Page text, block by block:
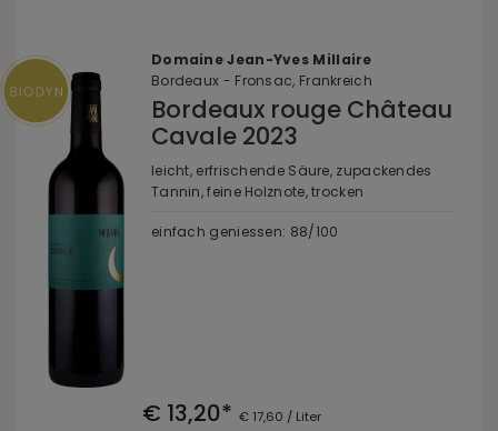
Domaine Jean-Yves Millaire
Bordeaux - Fronsac, Frankreich
Bordeaux rouge Château
Cavale 2023
leicht, erfrischende Säure, zupackendes
Tannin, feine Holznote, trocken
einfach geniessen: 88/100
€ 13,20* € 17,60 / Liter